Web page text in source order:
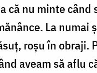
că nu minte când
La numai
roşu în obraji.
aveam să aflu